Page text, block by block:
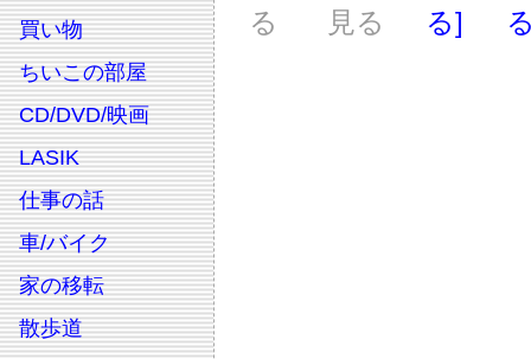
買い物
ちいこの部屋
CD/DVD/映画
LASIK
仕事の話
車/バイク
家の移転
散歩道
る
見る
る]